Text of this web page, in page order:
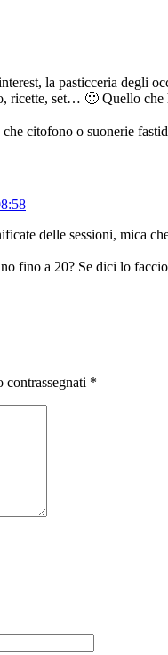
la pasticceria
set… 🙂 Quello
citofono o suonerie
delle sessioni, mica
fino a 20? Se dici lo
*